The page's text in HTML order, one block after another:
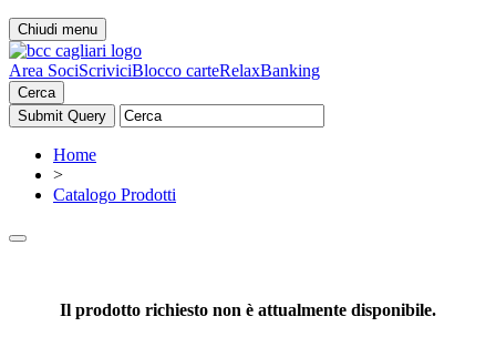
Chiudi menu
Area SociScriviciBlocco carteRelaxBanking
Cerca
Home
>
Catalogo Prodotti
Il prodotto richiesto non è attualmente disponibile.